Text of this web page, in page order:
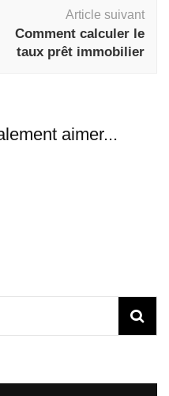
Article suivant
Comment calculer le
taux prêt immobilier
aimer...